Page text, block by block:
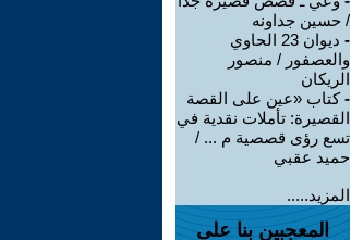
/ حسين جداونه
-
ديوان 23 الحاوي
والعصفور / منصور
الريكان
-كتاب «عين على القصة
القصيرة: تأملات نقدية في
تسع رؤى قصصية م ... /
حميد عقبي
المزيد.....
المعجبين بنا على